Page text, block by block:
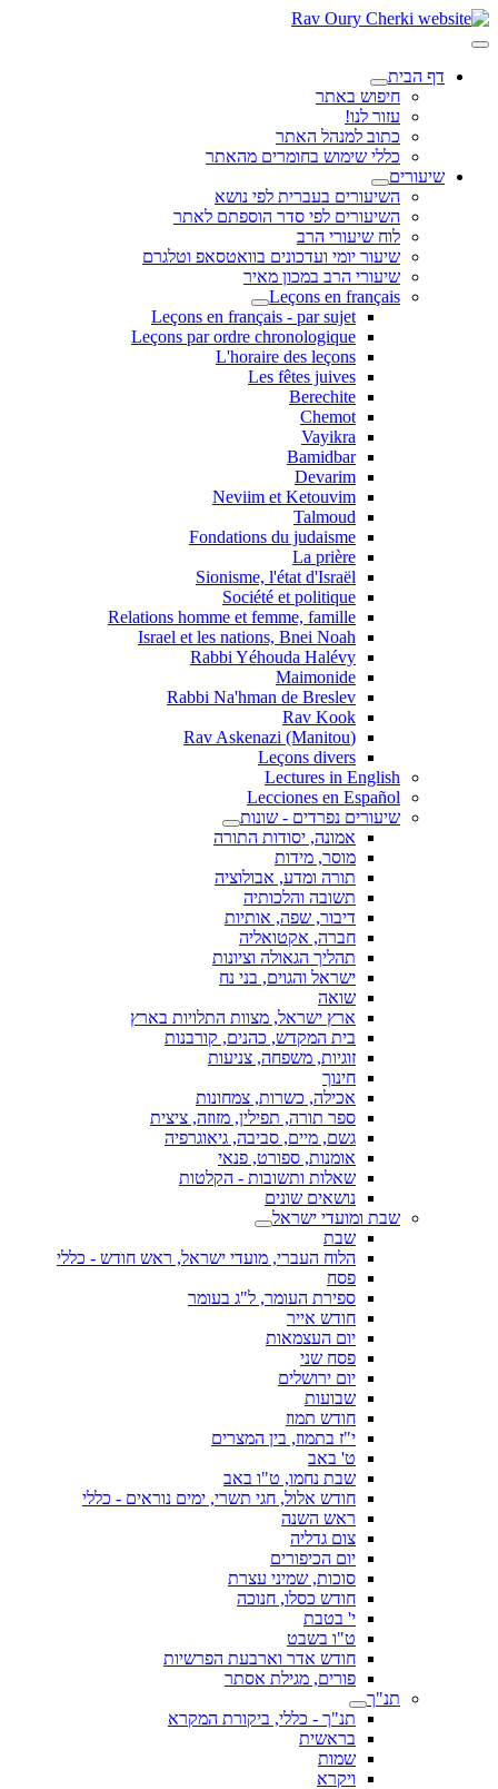
דף הבית
חיפוש באתר
עזור לנו!
כתוב למנהל האתר
כללי שימוש בחומרים מהאתר
שיעורים
השיעורים בעברית לפי נושא
השיעורים לפי סדר הוספתם לאתר
לוח שיעורי הרב
שיעור יומי ועדכונים בוואטסאפ וטלגרם
שיעורי הרב במכון מאיר
Leçons en français
Leçons en français - par sujet
Leçons par ordre chronologique
L'horaire des leçons
Les fêtes juives
Berechite
Chemot
Vayikra
Bamidbar
Devarim
Neviim et Ketouvim
Talmoud
Fondations du judaisme
La prière
Sionisme, l'état d'Israël
Société et politique
Relations homme et femme, famille
Israel et les nations, Bnei Noah
Rabbi Yéhouda Halévy
Maimonide
Rabbi Na'hman de Breslev
Rav Kook
(Rav Askenazi (Manitou
Leçons divers
Lectures in English
Lecciones en Español
שיעורים נפרדים - שונות
אמונה, יסודות התורה
מוסר, מידות
תורה ומדע, אבולוציה
תשובה והלכותיה
דיבור, שפה, אותיות
חברה, אקטואליה
תהליך הגאולה וציונות
ישראל והגוים, בני נח
שואה
ארץ ישראל, מצוות התלויות בארץ
בית המקדש, כהנים, קורבנות
זוגיות, משפחה, צניעות
חינוך
אכילה, כשרות, צמחונות
ספר תורה, תפילין, מזוזה, ציצית
גשם, מיים, סביבה, גיאוגרפיה
אומנות, ספורט, פנאי
שאלות ותשובות - הקלטות
נושאים שונים
שבת ומועדי ישראל
שבת
הלוח העברי, מועדי ישראל, ראש חודש - כללי
פסח
ספירת העומר, ל"ג בעומר
חודש אייר
יום העצמאות
פסח שני
יום ירושלים
שבועות
חודש תמוז
י"ז בתמוז, בין המצרים
ט' באב
שבת נחמו, ט"ו באב
חודש אלול, חגי תשרי, ימים נוראים - כללי
ראש השנה
צום גדליה
יום הכיפורים
סוכות, שמיני עצרת
חודש כסלו, חנוכה
י' בטבת
ט"ו בשבט
חודש אדר וארבעת הפרשיות
פורים, מגילת אסתר
תנ"ך
תנ"ך - כללי, ביקורת המקרא
בראשית
שמות
ויקרא